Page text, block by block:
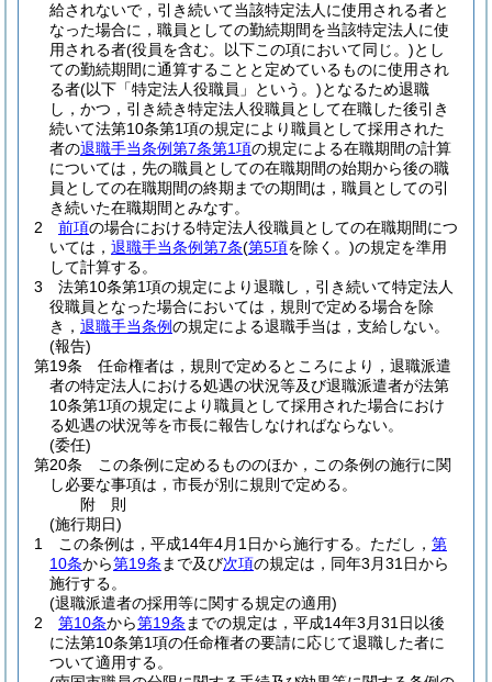
給されないで，引き続いて当該特定法人に使用される者と
なった場合に，職員としての勤続期間を当該特定法人に使
用される者(役員を含む。以下この項において同じ。)とし
ての勤続期間に通算することと定めているものに使用され
る者(以下「特定法人役職員」という。)となるため退職
し，かつ，引き続き特定法人役職員として在職した後引き
続いて法第10条第1項の規定により職員として採用された
者の退職手当条例第7条第1項の規定による在職期間の計算
については，先の職員としての在職期間の始期から後の職
員としての在職期間の終期までの期間は，職員としての引
き続いた在職期間とみなす。
2
前項の場合における特定法人役職員としての在職期間につ
いては， 退職手当条例第7条(第5項を除く。)の規定を準用
して計算する。
3
法第10条第1項の規定により退職し，引き続いて特定法人
役職員となった場合においては，規則で定める場合を除
き， 退職手当条例の規定による退職手当は，支給しない。
(報告)
第19条
任命権者は，規則で定めるところにより，退職派遣
者の特定法人における処遇の状況等及び退職派遣者が法第
10条第1項の規定により職員として採用された場合におけ
る処遇の状況等を市長に報告しなければならない。
(委任)
第20条
この条例に定めるもののほか，この条例の施行に関
し必要な事項は，市長が別に規則で定める。
附 則
(施行期日)
1
この条例は，平成14年4月1日から施行する。 ただし， 第
10条から第19条 まで及び次項の規定は，同年3月31日から
施行する。
(退職派遣者の採用等に関する規定の適用)
2
第10条から第19条 までの規定は，平成14年3月31日以後
に法第10条第1項の任命権者の要請に応じて退職した者に
ついて適用する。